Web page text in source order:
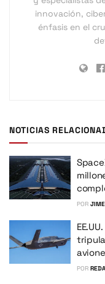
innovación,
énfasis en el
NOTICIAS
POR
POR